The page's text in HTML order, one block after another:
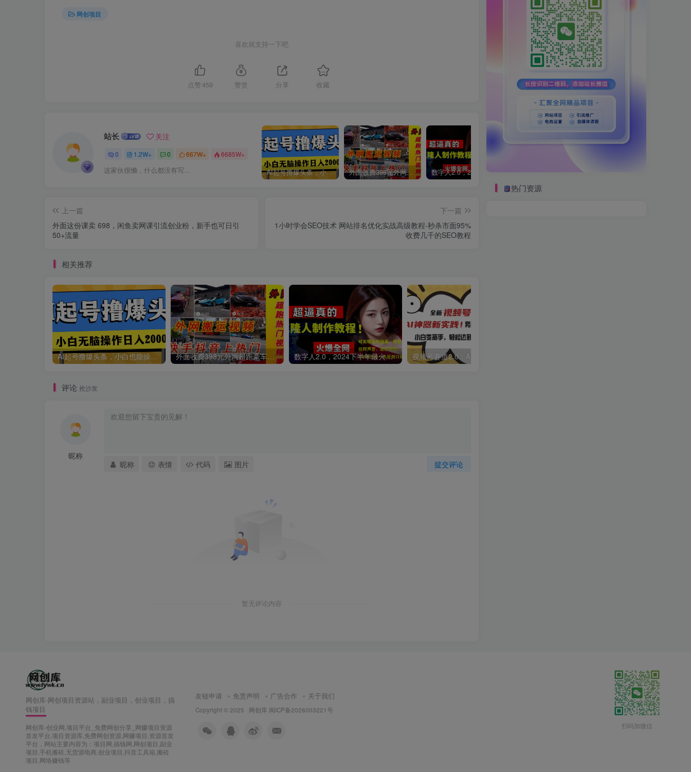
网创项目
喜欢就支持一下吧
点赞 459 赞赏 分享 收藏
站长 关注
0 1.2W+ 0 667W+ 6685W+
这家伙很懒，什么都没有写... AI起号撸爆头条，小白也能操作，日入2000+ 外面收费398元外网超跑豪车汽车视频搬运至快手抖音上热门项目 数字人2.0，2024下半年最火项目，无限免费生成视频，可实现任何场景，用任何形象，任何声音，说任何话，5分钟生成一条原创口播视频。 视频号赛道2.0：AI神器新实践！另辟蹊径！五分钟一条作品，小白变高手…
上一篇
外面这份课卖 698，闲鱼卖网课引流创业粉，新手也可日引
50+流量
下一篇
1小时学会SEO技术 网站排名优化实战高级教程-秒杀市面95%
收费几千的SEO教程
相关推荐
AI起号撸爆头条，小白也能操作，日入2000+ 外面收费398元外网超跑豪车汽车视频搬运至快手抖音上热门项目 数字人2.0，2024下半年最火项目，无限免费生成视频，可实现任何场景，用任何形象，任何声音，说任何话，5分钟生成一条原创口播视频。
评论 抢沙发
昵称
提交评论
昵称 表情 代码 图片
暂无评论内容
热门资源
网创库-网创项目资源站，副业项目，创业项目，搞
钱项目
网创库-创业网,项目平台_免费网创分享_网赚项目资源
首发平台,项目资源库,免费网创资源,网赚项目,资源首发
平台，网站主要内容为：项目网,搞钱网,网创项目,副业
项目,手机搬砖,无货源电商,创业项目,抖音工具箱,搬砖
项目,网络赚钱等
友链申请 免责声明 广告合作 关于我们
Copyright © 2025 · 网创库 闽ICP备2026003221号
扫码加微信